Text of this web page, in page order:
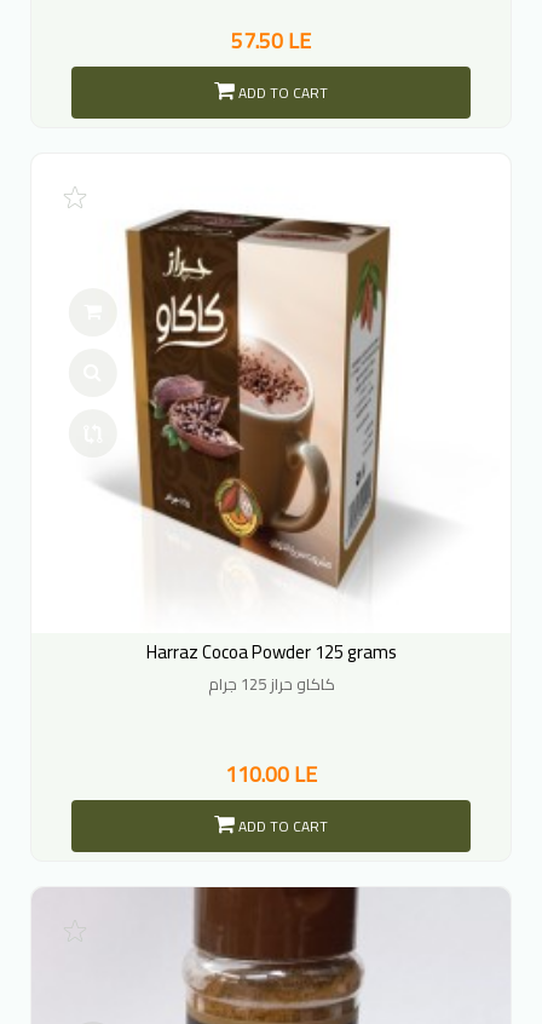
57.50 LE
ADD TO CART
Harraz Cocoa Powder 125 grams
كاكاو حراز 125 جرام
110.00 LE
ADD TO CART